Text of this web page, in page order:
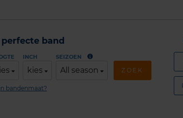
band
INCH
kies
SEIZOEN
All season ZOEK
bandenmaat?